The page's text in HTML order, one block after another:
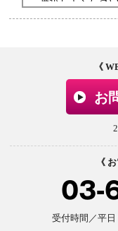
《
お
《
03-
受付時間／平日